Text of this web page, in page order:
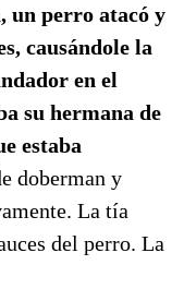
un perro atacó y
causándole la
en el
su hermana de
estaba
doberman y
La tía
del perro. La